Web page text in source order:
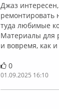
Джаз
ремонтировать
туда любимые
Материалы для
и вовремя, как
0
01.09.2025 16:10